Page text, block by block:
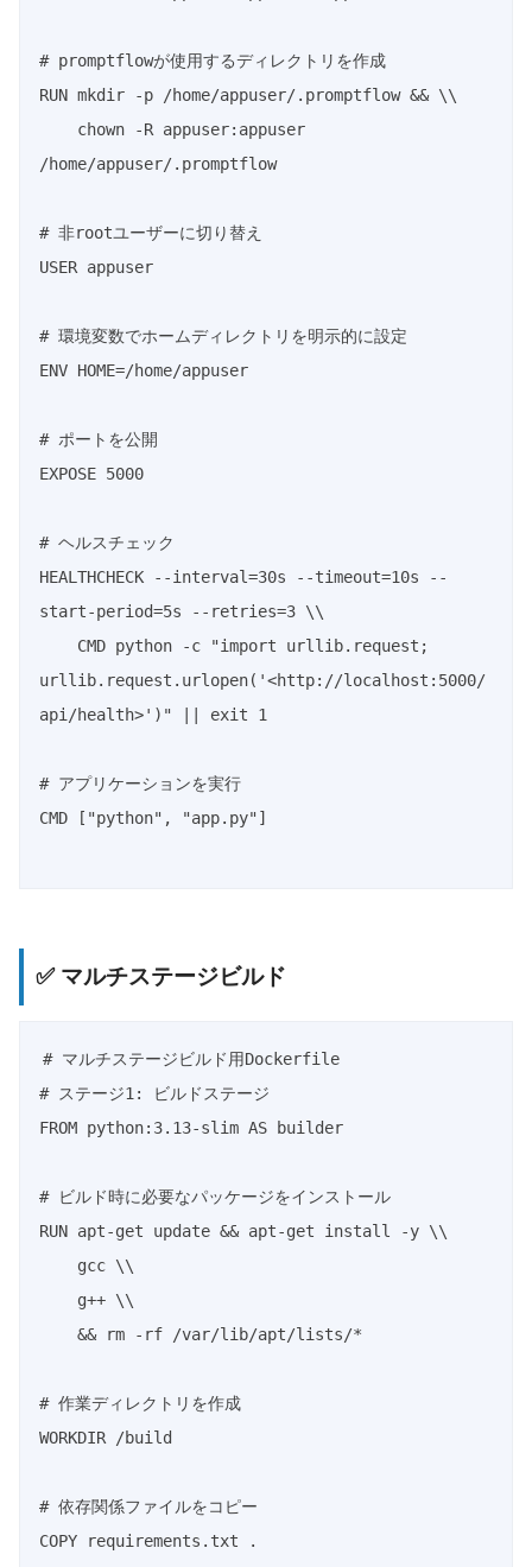
# promptflowが使用するディレクトリを作成
RUN mkdir -p /home/appuser/.promptflow && \\
/home/appuser/.promptflow
# 非rootユーザーに切り替え
USER appuser
# 環境変数でホームディレクトリを明示的に設定
ENV HOME=/home/appuser
# ポートを公開
EXPOSE 5000
# ヘルスチェック
HEALTHCHECK --interval=30s --timeout=10s --
start-period=5s --retries=3 \\
urllib.request.urlopen('<http://localhost:5000/
api/health>')" || exit 1
# アプリケーションを実行
CMD ["python", "app.py"]
✅ マルチステージビルド
# マルチステージビルド用Dockerfile
# ステージ1: ビルドステージ
FROM python:3.13-slim AS builder
# ビルド時に必要なパッケージをインストール
RUN apt-get update && apt-get install -y \\
# 作業ディレクトリを作成
WORKDIR /build
# 依存関係ファイルをコピー
COPY requirements.txt .